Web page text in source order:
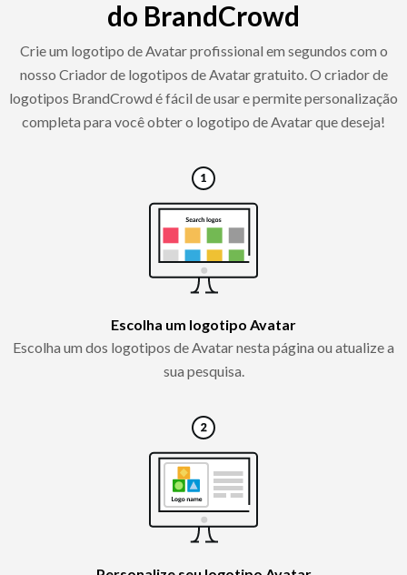
do BrandCrowd
Crie um logotipo de Avatar profissional em segundos com o
nosso Criador de logotipos de Avatar gratuito. O criador de
logotipos BrandCrowd é fácil de usar e permite personalização
completa para você obter o logotipo de Avatar que deseja!
Escolha um logotipo Avatar
Escolha um dos logotipos de Avatar nesta página ou atualize a
sua pesquisa.